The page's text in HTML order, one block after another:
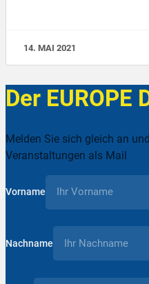
14. MAI 2021
Der EUROPE
Melden Sie sich gleich an
Veranstaltungen als Mail
Vorname
Nachname